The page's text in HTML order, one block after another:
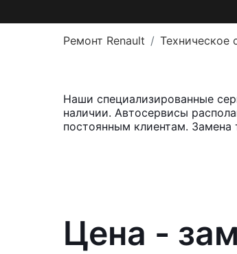
Ремонт Renault Техническое
Наши специализированные
наличии. Автосервисы
постоянным клиентам. Замена
Цена -